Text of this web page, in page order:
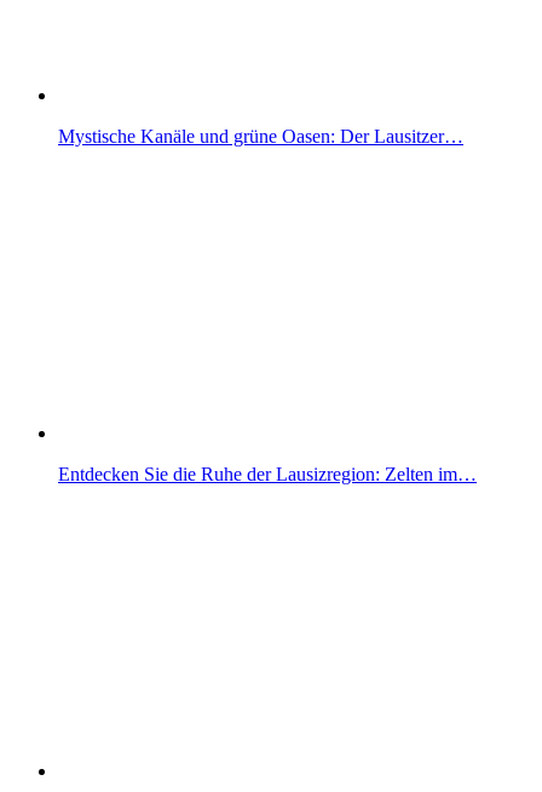
Mystische Kanäle und grüne Oasen: Der Lausitzer…
Entdecken Sie die Ruhe der Lausizregion: Zelten im…